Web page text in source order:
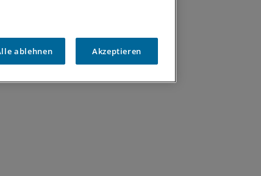
ablehnen Akzeptieren